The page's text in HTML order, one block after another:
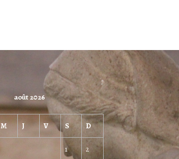
août 2026
M J V S D
1 2